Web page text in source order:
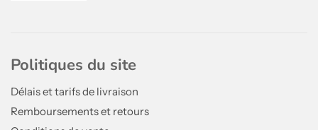
Politiques du site
Délais et tarifs de livraison
Remboursements et retours